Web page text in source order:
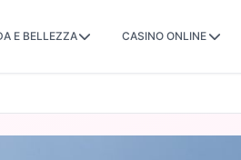
E BELLEZZA CASINO ONLINE